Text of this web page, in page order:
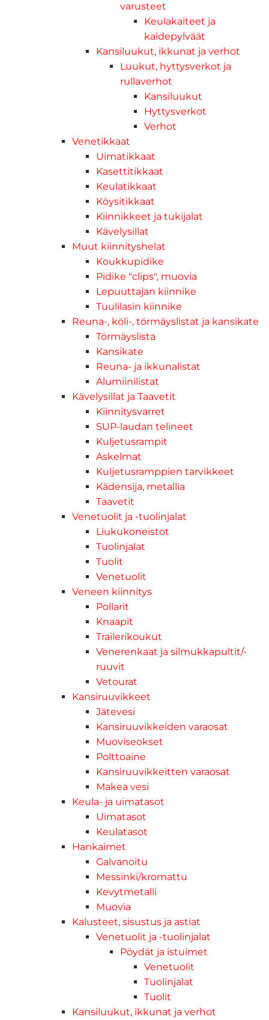
varusteet
Keulakaiteet ja
kaidepylväät
Kansiluukut, ikkunat ja verhot
Luukut, hyttysverkot ja
rullaverhot
Kansiluukut
Hyttysverkot
Verhot
Venetikkaat
Uimatikkaat
Kasettitikkaat
Keulatikkaat
Köysitikkaat
Kiinnikkeet ja tukijalat
Kävelysillat
Muut kiinnityshelat
Koukkupidike
Pidike "clips", muovia
Lepuuttajan kiinnike
Tuulilasin kiinnike
Reuna-, köli-, törmäyslistat ja kansikate
Törmäyslista
Kansikate
Reuna- ja ikkunalistat
Alumiinilistat
Kävelysillat ja Taavetit
Kiinnitysvarret
SUP-laudan telineet
Kuljetusrampit
Askelmat
Kuljetusramppien tarvikkeet
Kädensija, metallia
Taavetit
Venetuolit ja -tuolinjalat
Liukukoneistot
Tuolinjalat
Tuolit
Venetuolit
Veneen kiinnitys
Pollarit
Knaapit
Trailerikoukut
Venerenkaat ja silmukkapultit/-
ruuvit
Vetourat
Kansiruuvikkeet
Jätevesi
Kansiruuvikkeiden varaosat
Muoviseokset
Polttoaine
Kansiruuvikkeitten varaosat
Makea vesi
Keula- ja uimatasot
Uimatasot
Keulatasot
Hankaimet
Galvanoitu
Messinki/kromattu
Kevytmetalli
Muovia
Kalusteet, sisustus ja astiat
Venetuolit ja -tuolinjalat
Pöydät ja istuimet
Venetuolit
Tuolinjalat
Tuolit
Kansiluukut, ikkunat ja verhot